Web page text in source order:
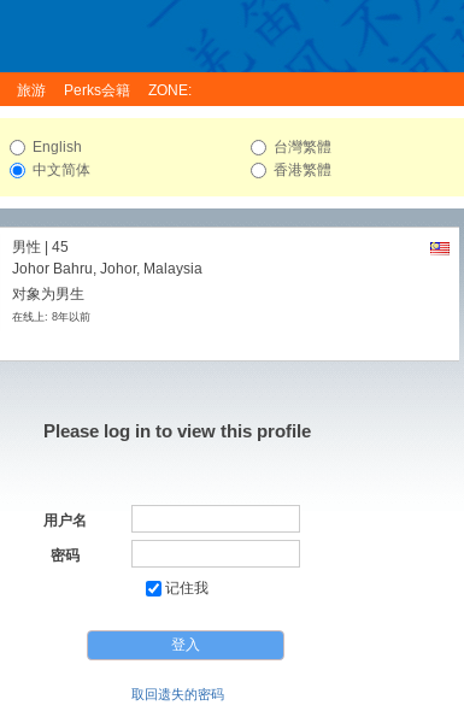
旅游 Perks会籍 ZONE:
English
中文简体
台灣繁體
香港繁體
男性 | 45
Johor Bahru, Johor, Malaysia
对象为男生
在线上: 8年以前
Please log in to view this profile
用户名
密码
记住我
取回遗失的密码